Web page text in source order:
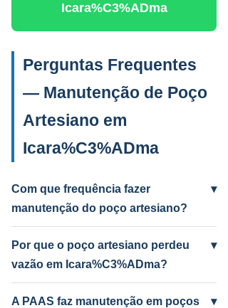
Icara%C3%ADma
Perguntas Frequentes
— Manutenção de Poço
Artesiano em
Icara%C3%ADma
Com que frequência fazer
manutenção do poço artesiano?
▾
Anual para uso intenso (agrícola/industrial)
e a cada 2 anos para uso residencial.
Poços antigos podem precisar mais
frequentemente.
Por que o poço artesiano perdeu
vazão em Icara%C3%ADma?
▾
Causas mais comuns: incrustação por
ferro e manganês, colmatação do filtro,
A PAAS faz manutenção em poços
▾